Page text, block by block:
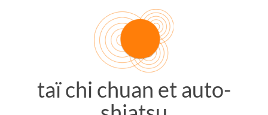
taï chi chuan et auto-